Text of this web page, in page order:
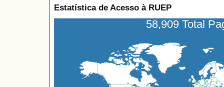
Estatística de Acesso à RUEP
58,909 Total